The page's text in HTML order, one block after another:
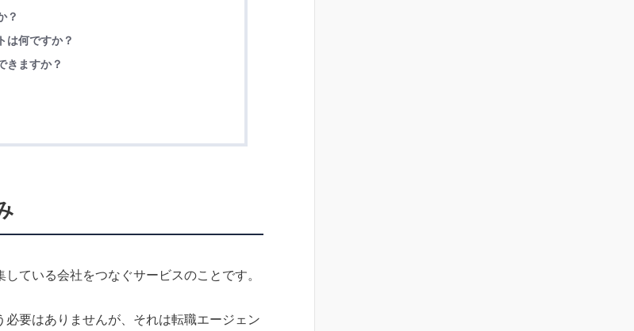
？
は何ですか？
きますか？
ている会社をつなぐサービスのことです。
要はありませんが、それは転職エージェン